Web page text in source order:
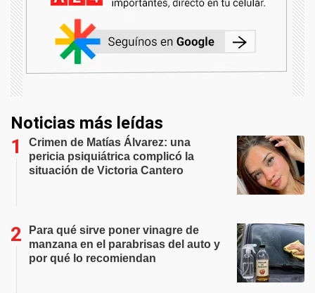
Noticias más leídas
Crimen de Matías Álvarez: una
pericia psiquiátrica complicó la
situación de Victoria Cantero
Para qué sirve poner vinagre de
manzana en el parabrisas del auto y
por qué lo recomiendan